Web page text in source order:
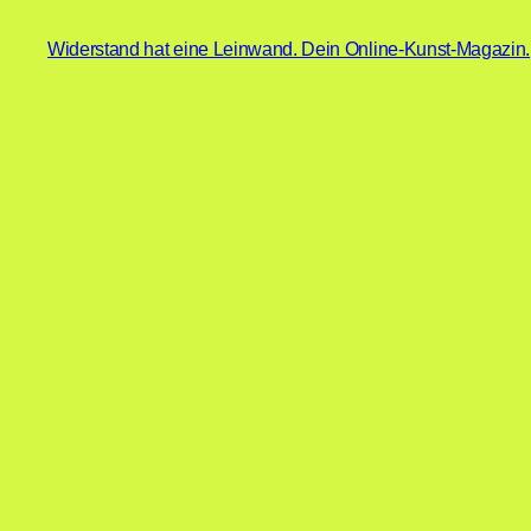
Widerstand hat eine Leinwand. Dein Online-Kunst-Magazin.